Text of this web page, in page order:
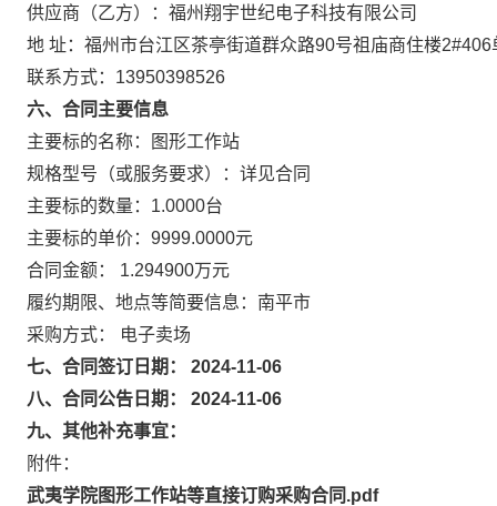
供应商（乙方）：福州翔宇世纪电子科技有限公司
地 址：福州市台江区茶亭街道群众路90号祖庙商住楼2#406
联系方式：13950398526
六、合同主要信息
主要标的名称：图形工作站
规格型号（或服务要求）：详见合同
主要标的数量：1.0000台
主要标的单价：9999.0000元
合同金额： 1.294900万元
履约期限、地点等简要信息：南平市
采购方式： 电子卖场
七、合同签订日期： 2024-11-06
八、合同公告日期： 2024-11-06
九、其他补充事宜：
附件：
武夷学院图形工作站等直接订购采购合同.pdf